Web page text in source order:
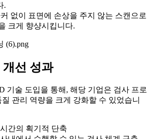
.
없이 표면에 손상을 주지 않는 스캔으로
크게 향샹시킵니다.
개선 성과
기술 도입을 통해, 해당 기업은 검사 프로
관리 역량을 크게 강화할 수 있었습니
간의 획기적 단축